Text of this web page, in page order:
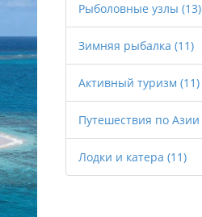
Рыболовные узлы (13)
Зимняя рыбалка (11)
Активный туризм (11)
Путешествия по Азии
Лодки и катера (11)